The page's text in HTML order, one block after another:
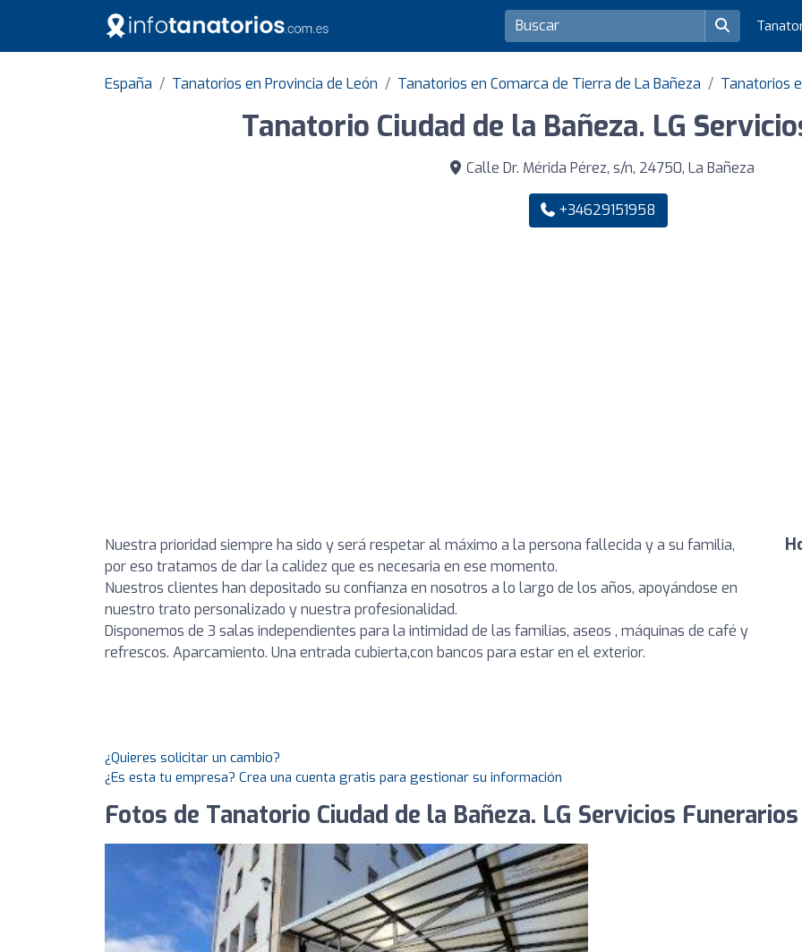
España Tanatorios en Provincia de León Tanatorios en Comarca de Tierra de La Bañeza Tanatorios
Tanatorio Ciudad de la Bañeza. LG
Calle Dr. Mérida Pérez, s/n, 24750, La Bañeza
+34629151958
Nuestra prioridad siempre ha sido y será respetar al máximo a la persona fallecida y a su familia,
por eso tratamos de dar la calidez que es necesaria en ese momento.
Nuestros clientes han depositado su confianza en nosotros a lo largo de los años, apoyándose en
nuestro trato personalizado y nuestra profesionalidad.
Disponemos de 3 salas independientes para la intimidad de las familias, aseos , máquinas de café y
refrescos. Aparcamiento. Una entrada cubierta,con bancos para estar en el exterior.
¿Quieres solicitar un cambio?
¿Es esta tu empresa? Crea una cuenta gratis para gestionar su información
Fotos de Tanatorio Ciudad de la Bañeza. LG Servicios Funerarios